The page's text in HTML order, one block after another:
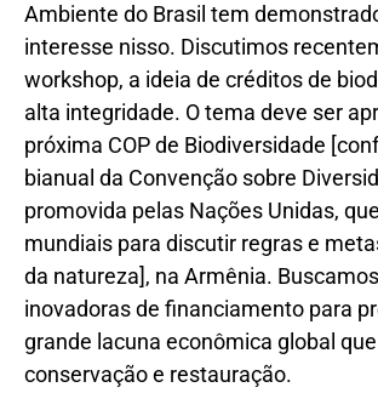
Ambiente do Brasil tem
interesse nisso. Discutimos
workshop, a ideia de créditos de
alta integridade. O tema deve ser
próxima COP de Biodiversidade
bianual da Convenção sobre
promovida pelas Nações Unidas,
mundiais para discutir regras e
da natureza], na Armênia.
inovadoras de financiamento para
grande lacuna econômica global
conservação e restauração.